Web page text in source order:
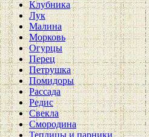
Клубника
Лук
Малина
Морковь
Огурцы
Перец
Петрушка
Помидоры
Рассада
Редис
Свекла
Смородина
Теплицы и парники